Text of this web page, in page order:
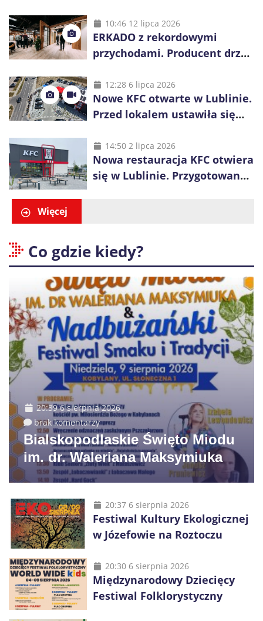
10:46 12 lipca 2026
ERKADO z rekordowymi
przychodami. Producent drzwi
inwestycje
12:28 6 lipca 2026
Nowe KFC otwarte w Lublinie.
Przed lokalem ustawiła się
14:50 2 lipca 2026
Nowa restauracja KFC otwiera
się w Lublinie. Przygotowano
Więcej
Co gdzie kiedy?
20:39 6 sierpnia 2026
brak komentarzy
Bialskopodlaskie Święto Miodu
im. dr. Waleriana Maksymiuka
20:37 6 sierpnia 2026
Festiwal Kultury Ekologicznej
w Józefowie na Roztoczu
20:30 6 sierpnia 2026
Międzynarodowy Dziecięcy
Festiwal Folklorystyczny